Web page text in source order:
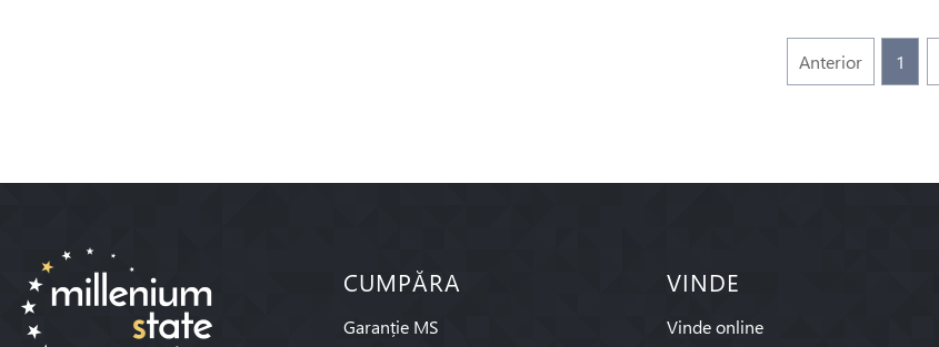
Anterior 1
CUMPĂRA
Garanție MS
VINDE
Vinde online